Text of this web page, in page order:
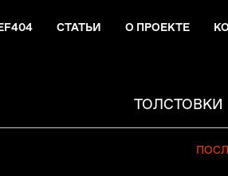
СТАТЬИ О ПРОЕКТЕ
ТОЛСТОВКИ